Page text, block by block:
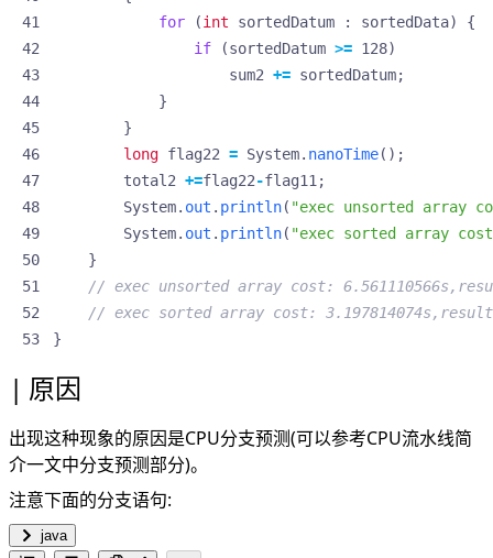
for
(int sortedDatum : sortedData)
{
if
(sortedDatum >= 128)
sum2 += sortedDatum;
}
}
long flag22 = System. nanoTime();
total2 +=flag22-flag11 ;
System. out . println( "exec unsorted array
System. out . println( "exec sorted array
}
// exec unsorted array cost:
// exec sorted array cost:
}
原因
出现这种现象的原因是CPU分支预测(可以参考CPU流水线简
介一文中分支预测部分)。
注意下面的分支语句:
java